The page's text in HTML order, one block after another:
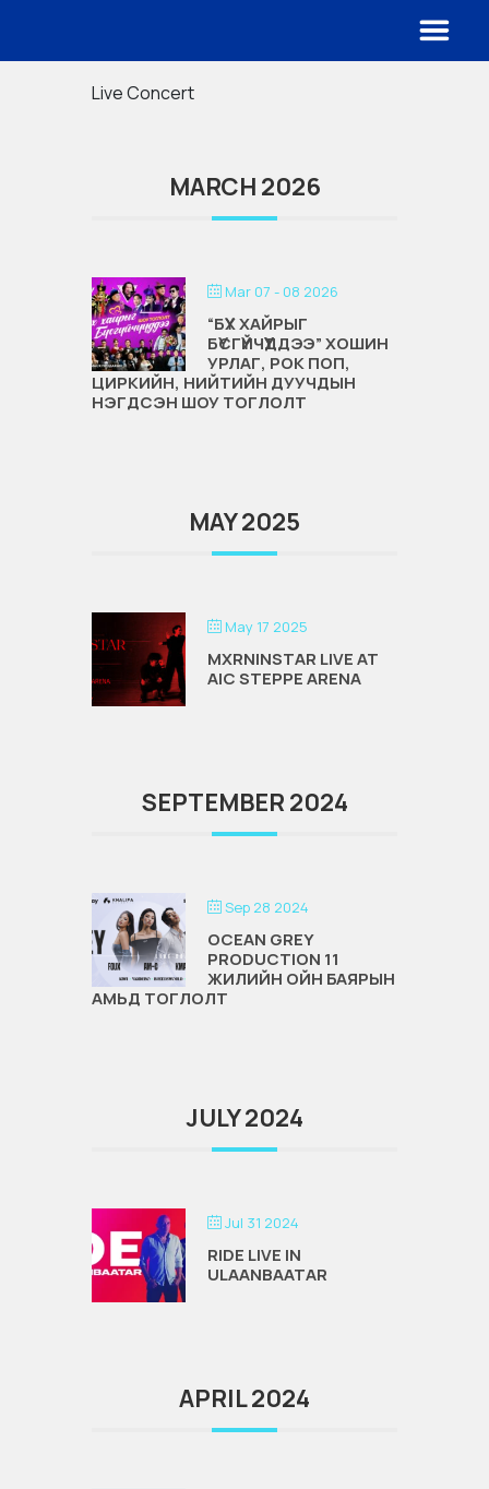
Live Concert
MARCH 2026
Mar 07 - 08 2026
“БҮХ ХАЙРЫГ
БҮСГҮЙЧҮҮДДЭЭ” ХОШИН
УРЛАГ, РОК ПОП,
ЦИРКИЙН, НИЙТИЙН ДУУЧДЫН
НЭГДСЭН ШОУ ТОГЛОЛТ
MAY 2025
May 17 2025
MXRNINSTAR LIVE AT
AIC STEPPE ARENA
SEPTEMBER 2024
Sep 28 2024
OCEAN GREY
PRODUCTION 11
ЖИЛИЙН ОЙН БАЯРЫН
АМЬД ТОГЛОЛТ
JULY 2024
Jul 31 2024
RIDE LIVE IN
ULAANBAATAR
APRIL 2024